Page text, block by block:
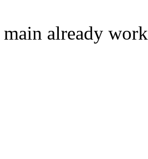
main already work